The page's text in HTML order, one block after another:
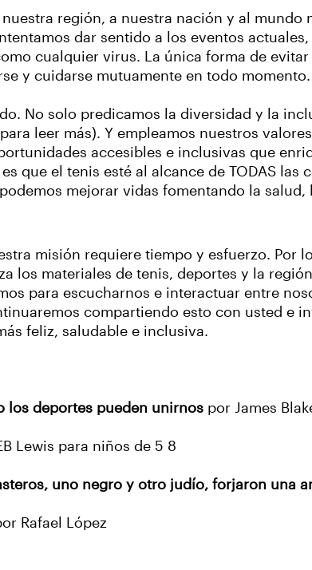
región, a nuestra nación y al
dar sentido a los eventos
cualquier virus. La única forma de
y cuidarse mutuamente en todo momento.
No solo predicamos la diversidad y la
para leer más). Y empleamos nuestros
accesibles e inclusivas que
que el tenis esté al alcance de TODAS las
mejorar vidas fomentando la salud,
misión requiere tiempo y esfuerzo. Por
los materiales de tenis, deportes y la
para escucharnos e interactuar entre
compartiendo esto con usted e
feliz, saludable e inclusiva.
los deportes pueden unirnos por James
Lewis para niños de 5 8
uno negro y otro judío, forjaron una
Rafael López